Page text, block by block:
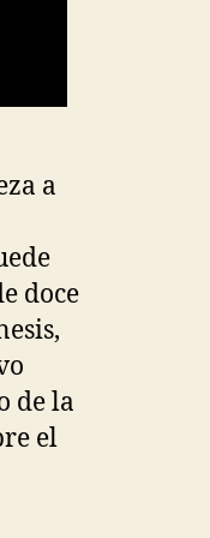
a
doce
de la
el